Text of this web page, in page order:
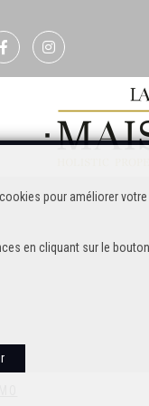
pour améliorer
en cliquant sur le